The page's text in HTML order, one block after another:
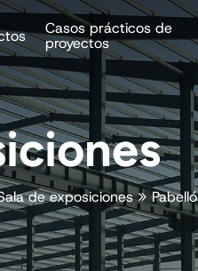
Casos prácticos de
proyectos
de exposiciones